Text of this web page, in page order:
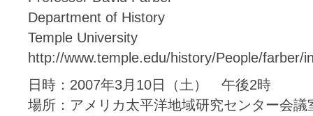
Department of History
Temple University
http://www.temple.edu/history/People/farber/
日時：2007年3月10日（土） 午後2時
場所：アメリカ太平洋地域研究センター会議